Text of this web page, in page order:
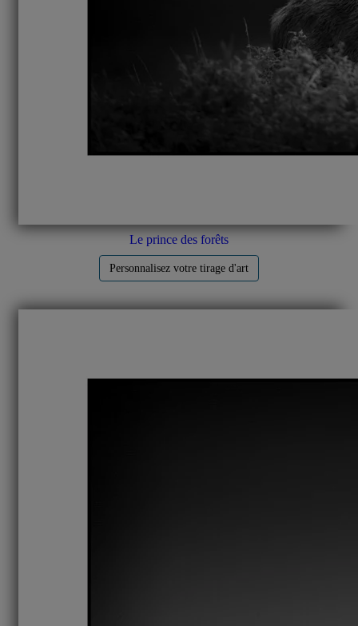
Le prince des forêts
Personnalisez votre tirage d'art